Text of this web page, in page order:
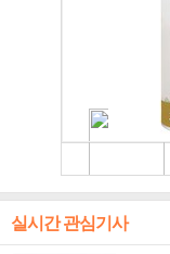
실시간 관심기사